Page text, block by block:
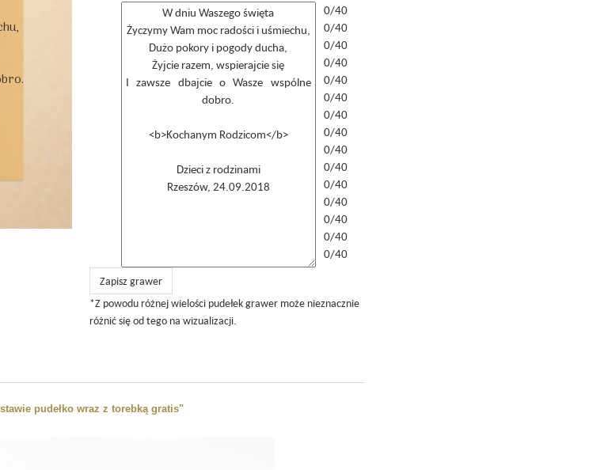
0/40
0/40
0/40
0/40
0/40
0/40
0/40
0/40
0/40
0/40
0/40
0/40
0/40
0/40
0/40
Zapisz grawer
*Z powodu różnej wielości pudełek grawer może nieznacznie
różnić się od tego na wizualizacji.
pudełko wraz z torebką gratis"